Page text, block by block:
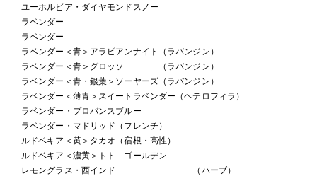
ユーホルビア・ダイヤモンドスノー
ラベンダー
ラベンダー
ラベンダー＜青＞アラビアンナイト（ラバンジン）
ラベンダー＜青＞グロッソ （ラバンジン）
ラベンダー＜青・銀葉＞ソーヤーズ（ラバンジン）
ラベンダー＜薄青＞スイートラベンダー（ヘテロフィラ）
ラベンダー・プロバンスブルー
ラベンダー・マドリッド（フレンチ）
ルドベキア＜黄＞タカオ（宿根・高性）
ルドベキア＜濃黄＞トト ゴールデン
レモングラス・西インド （ハーブ）